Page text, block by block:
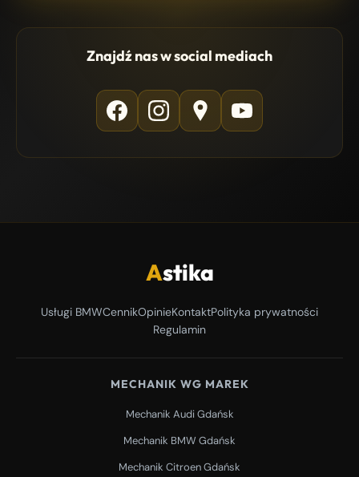
Znajdź nas w social mediach
Astika
Usługi BMWCennikOpinieKontaktPolityka prywatności
Regulamin
MECHANIK WG MAREK
Mechanik Audi Gdańsk
Mechanik BMW Gdańsk
Mechanik Citroen Gdańsk